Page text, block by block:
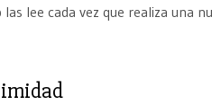
lee cada vez que realiza una